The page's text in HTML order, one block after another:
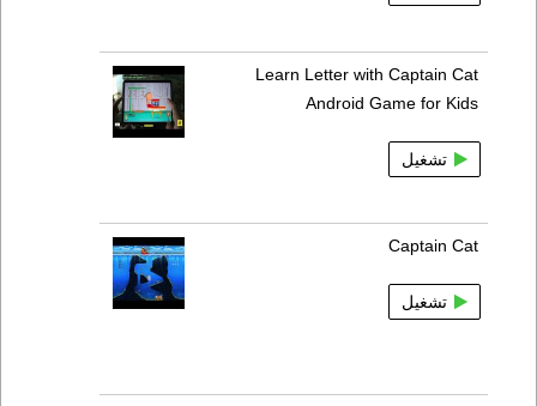
Learn Letter with Captain Cat
Android Game for Kids
تشغيل
Captain Cat
تشغيل